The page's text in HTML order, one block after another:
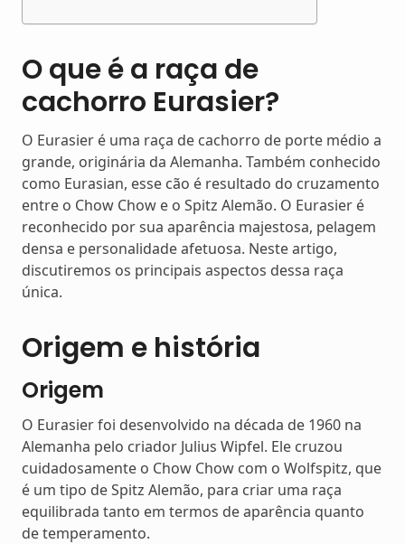
O que é a raça de
cachorro Eurasier?
O Eurasier é uma raça de cachorro de porte médio a
grande, originária da Alemanha. Também conhecido
como Eurasian, esse cão é resultado do cruzamento
entre o Chow Chow e o Spitz Alemão. O Eurasier é
reconhecido por sua aparência majestosa, pelagem
densa e personalidade afetuosa. Neste artigo,
discutiremos os principais aspectos dessa raça
única.
Origem e história
Origem
O Eurasier foi desenvolvido na década de 1960 na
Alemanha pelo criador Julius Wipfel. Ele cruzou
cuidadosamente o Chow Chow com o Wolfspitz, que
é um tipo de Spitz Alemão, para criar uma raça
equilibrada tanto em termos de aparência quanto
de temperamento.